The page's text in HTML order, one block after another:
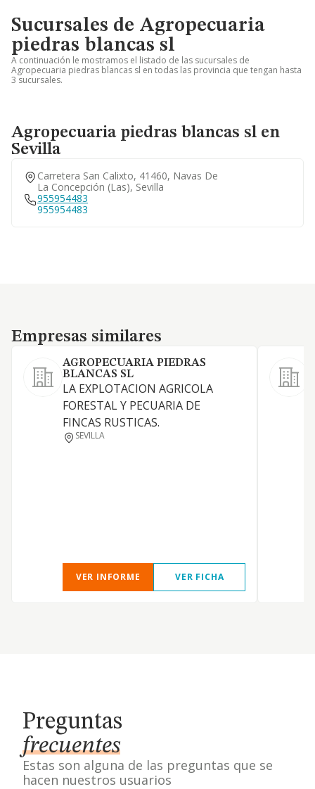
Sucursales de Agropecuaria
piedras blancas sl
A continuación le mostramos el listado de las sucursales de
Agropecuaria piedras blancas sl en todas las provincia que tengan hasta
3 sucursales.
Agropecuaria piedras blancas sl en
Sevilla
Carretera San Calixto, 41460, Navas De
La Concepción (las), Sevilla
955954483
955954483
Empresas similares
Empresas similares
AGROPECUARIA PIEDRAS
BLANCAS SL
LA EXPLOTACION AGRICOLA
FORESTAL Y PECUARIA DE
FINCAS RUSTICAS.
SEVILLA
VER INFORME VER FICHA
Preguntas
frecuentes
Estas son alguna de las preguntas que se
hacen nuestros usuarios